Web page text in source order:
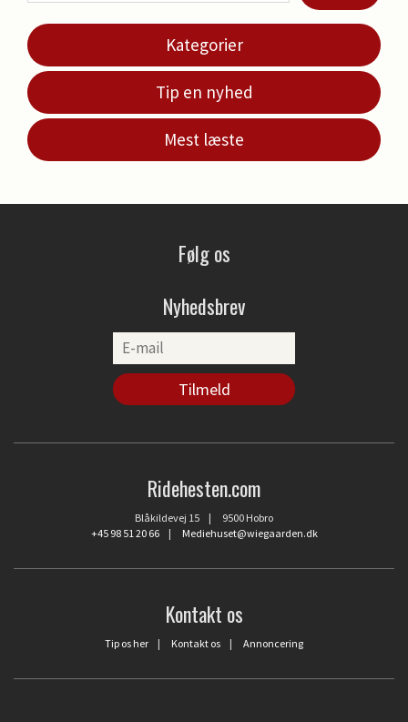
Kategorier
Tip en nyhed
Mest læste
Følg os
Nyhedsbrev
Ridehesten.com
Blåkildevej 15 | 9500 Hobro
+45 98 51 20 66| Mediehuset@wiegaarden.dk
Kontakt os
Tip os her | Kontakt os | Annoncering